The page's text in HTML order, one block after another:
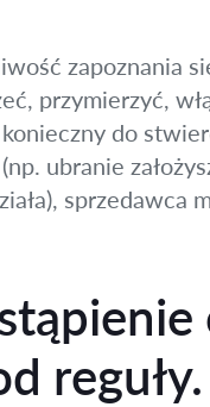
zapoznania
przymierzyć,
do
ubranie
reguły.